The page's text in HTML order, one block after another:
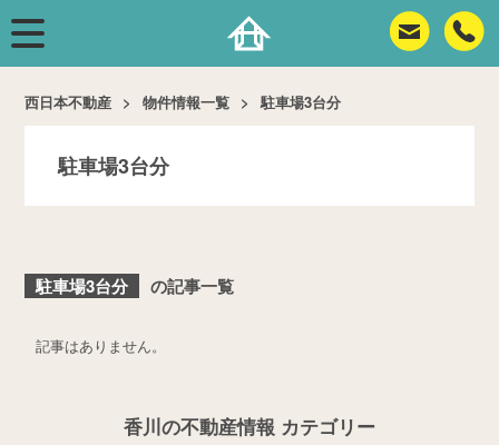
西日本不動産 物件情報一覧 駐車場3台分
駐車場3台分
駐車場3台分 の記事一覧
記事はありません。
香川の不動産情報 カテゴリー